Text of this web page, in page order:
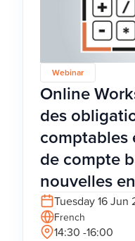
Webinar
Online
des
comptables
de compte
nouvelles
Tuesday 16 Jun
French
14:30 -16:00